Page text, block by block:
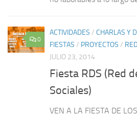
0
ACTIVIDADES / CHARLAS Y
FIESTAS / PROYECTOS /
JULIO 23, 2014
Fiesta RDS (Red
Sociales)
VEN A LA FIESTA DE